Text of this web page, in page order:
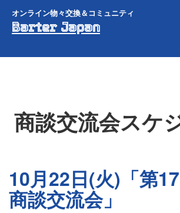
オンライン物々交換＆コミュニティ
Barter Japan
商談交流会スケ
10月22日(火)「第
商談交流会」